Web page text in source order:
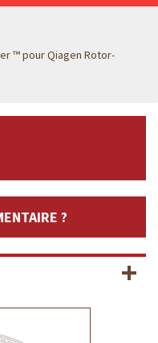
™ pour Qiagen Rotor-
?